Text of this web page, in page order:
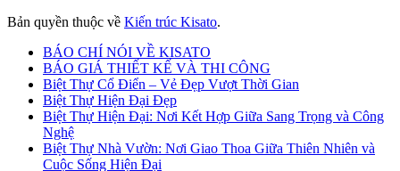
Bản quyền thuộc về Kiến trúc Kisato.
BÁO CHÍ NÓI VỀ KISATO
BÁO GIÁ THIẾT KẾ VÀ THI CÔNG
Biệt Thự Cổ Điển – Vẻ Đẹp Vượt Thời Gian
Biệt Thự Hiện Đại Đẹp
Biệt Thự Hiện Đại: Nơi Kết Hợp Giữa Sang Trọng và Công
Nghệ
Biệt Thự Nhà Vườn: Nơi Giao Thoa Giữa Thiên Nhiên và
Cuộc Sống Hiện Đại